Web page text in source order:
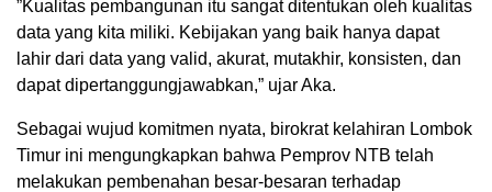
​”Kualitas pembangunan itu sangat ditentukan oleh kualitas
data yang kita miliki. Kebijakan yang baik hanya dapat
lahir dari data yang valid, akurat, mutakhir, konsisten, dan
dapat dipertanggungjawabkan,” ujar Aka.
​Sebagai wujud komitmen nyata, birokrat kelahiran Lombok
Timur ini mengungkapkan bahwa Pemprov NTB telah
melakukan pembenahan besar-besaran terhadap